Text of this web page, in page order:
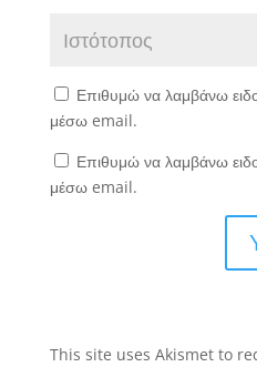
Επιθυμώ να λαμβάνω
μέσω email.
Επιθυμώ να λαμβάνω
μέσω email.
This site uses Akismet to